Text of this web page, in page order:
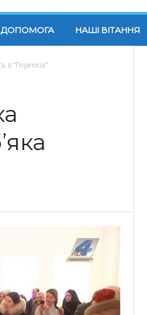
ДОПОМОГА НАШІ ВІТАННЯ
в “Перемозі”